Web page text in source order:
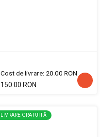
Cost de livrare: 20.00 RON
150.00 RON
LIVRARE GRATUITĂ